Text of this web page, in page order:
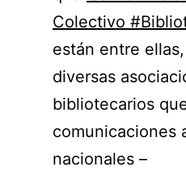
Colectivo
están entre
diversas
bibliotecarios
comunicaciones
nacionales –